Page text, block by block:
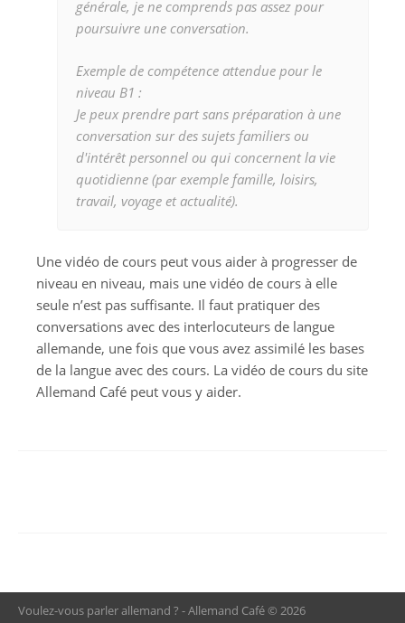
générale, je ne comprends pas assez pour
poursuivre une conversation.
Exemple de compétence attendue pour le
niveau B1 :
Je peux prendre part sans préparation à une
conversation sur des sujets familiers ou
d'intérêt personnel ou qui concernent la vie
quotidienne (par exemple famille, loisirs,
travail, voyage et actualité).
Une vidéo de cours peut vous aider à progresser de
niveau en niveau, mais une vidéo de cours à elle
seule n’est pas suffisante. Il faut pratiquer des
conversations avec des interlocuteurs de langue
allemande, une fois que vous avez assimilé les bases
de la langue avec des cours. La vidéo de cours du site
Allemand Café peut vous y aider.
Voulez-vous parler allemand ? - Allemand Café © 2026